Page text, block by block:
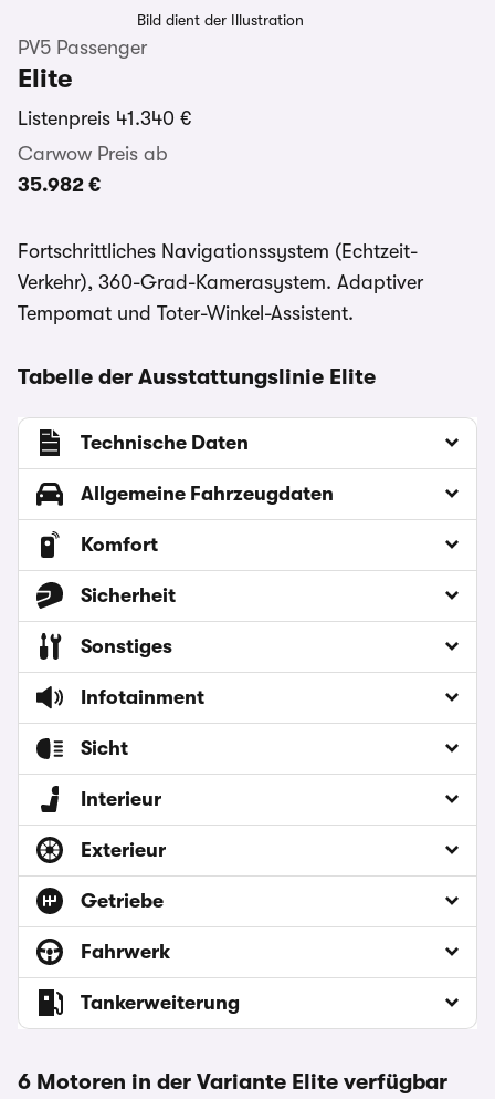
Bild dient der Illustration
PV5 Passenger
Elite
Listenpreis 41.340 €
Carwow Preis ab
35.982 €
Fortschrittliches Navigationssystem (Echtzeit-
Verkehr), 360-Grad-Kamerasystem. Adaptiver
Tempomat und Toter-Winkel-Assistent.
Tabelle der Ausstattungslinie Elite
Technische Daten
Allgemeine Fahrzeugdaten
Komfort
Sicherheit
Sonstiges
Infotainment
Sicht
Interieur
Exterieur
Getriebe
Fahrwerk
Tankerweiterung
6 Motoren in der Variante Elite verfügbar